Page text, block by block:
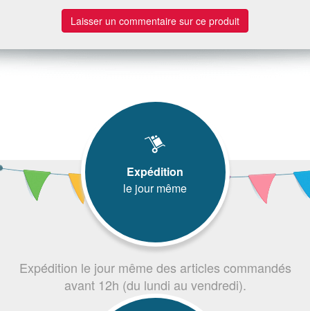
Laisser un commentaire sur ce produit
Expédition
le jour même
Expédition le jour même des articles commandés
avant 12h (du lundi au vendredi).